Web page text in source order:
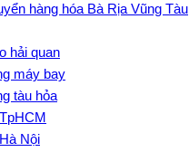
hàng hóa Bà Rịa Vũng Tàu
hải quan
máy bay
tàu hỏa
Nội